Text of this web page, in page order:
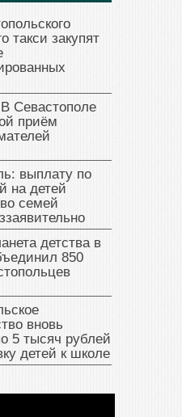
такси закупят
Севастополе
приём
выплату по
на детей
семей
детства в
850
вновь
5 тысяч рублей
детей к школе